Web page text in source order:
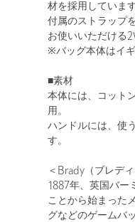
材を採用していま
付属のストラップ
お使いいただける
※バッグ本体はイ
■素材
本体には、コット
用。
ハンドルには、使
す。
＜Brady（ブレデ
1887年、英国バー
ことから始まった
グなどのゲームバ